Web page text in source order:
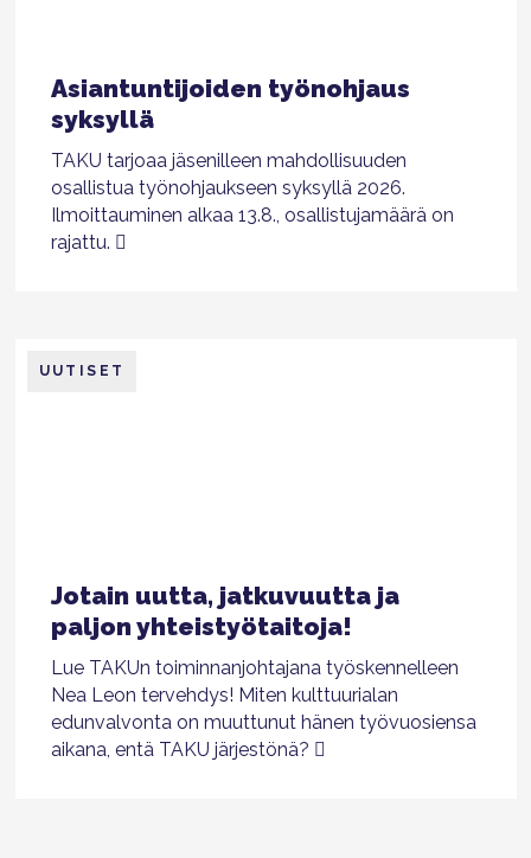
Asiantuntijoiden työnohjaus
syksyllä
TAKU tarjoaa jäsenilleen mahdollisuuden
osallistua työnohjaukseen syksyllä 2026.
Ilmoittauminen alkaa 13.8., osallistujamäärä on
rajattu.
Jotain uutta, jatkuvuutta ja
paljon yhteistyötaitoja!
UUTISET
Lue TAKUn toiminnanjohtajana työskennelleen
Nea Leon tervehdys! Miten kulttuurialan
edunvalvonta on muuttunut hänen työvuosiensa
aikana, entä TAKU järjestönä?